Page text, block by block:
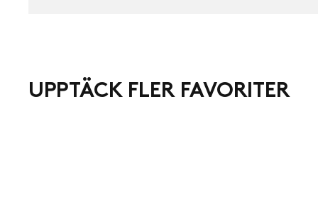
UPPTÄCK FLER FAVORITER